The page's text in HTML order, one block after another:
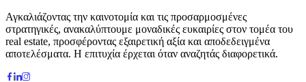
Αγκαλιάζοντας την καινοτομία και τις προσαρμοσμένες
στρατηγικές, ανακαλύπτουμε μοναδικές ευκαιρίες στον τομέα του
real estate, προσφέροντας εξαιρετική αξία και αποδεδειγμένα
αποτελέσματα. Η επιτυχία έρχεται όταν αναζητάς διαφορετικά.